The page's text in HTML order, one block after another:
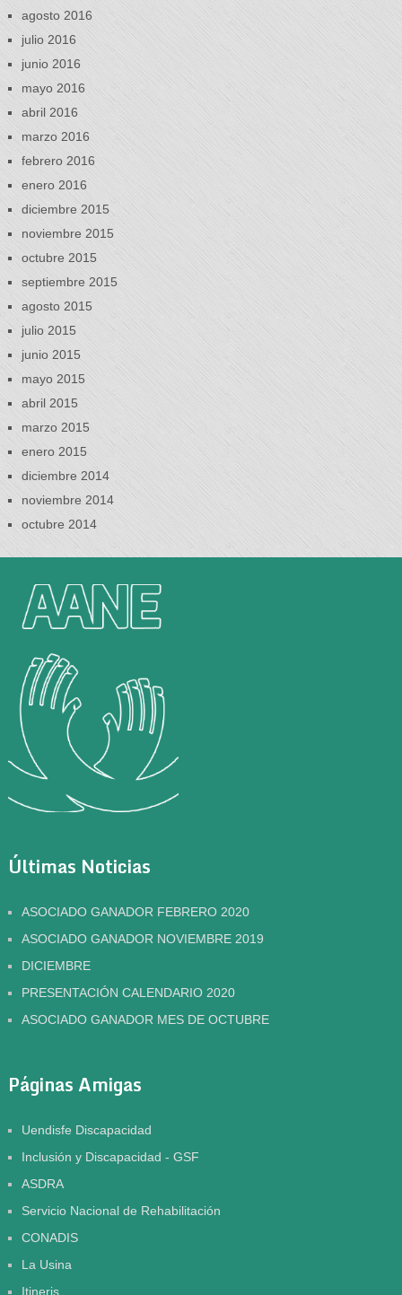
agosto 2016
julio 2016
junio 2016
mayo 2016
abril 2016
marzo 2016
febrero 2016
enero 2016
diciembre 2015
noviembre 2015
octubre 2015
septiembre 2015
agosto 2015
julio 2015
junio 2015
mayo 2015
abril 2015
marzo 2015
enero 2015
diciembre 2014
noviembre 2014
octubre 2014
Últimas Noticias
ASOCIADO GANADOR FEBRERO 2020
ASOCIADO GANADOR NOVIEMBRE 2019
DICIEMBRE
PRESENTACIÓN CALENDARIO 2020
ASOCIADO GANADOR MES DE OCTUBRE
Páginas Amigas
Uendisfe Discapacidad
Inclusión y Discapacidad - GSF
ASDRA
Servicio Nacional de Rehabilitación
CONADIS
La Usina
Itineris